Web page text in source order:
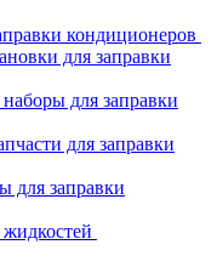
кондиционеров
для заправки
для заправки
для заправки
для заправки